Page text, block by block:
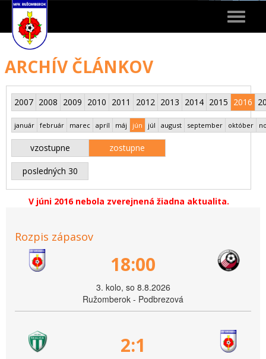
Toggle
ARCHÍV ČLÁNKOV
2007 2008 2009 2010 2011 2012 2013 2014 2015 2016
január február marec apríl máj jún júl august september október
vzostupne zostupne
posledných 30
V júni 2016 nebola zverejnená žiadna aktualita.
Rozpis zápasov
18:00
3. kolo, so 8.8.2026
Ružomberok - Podbrezová
2:1